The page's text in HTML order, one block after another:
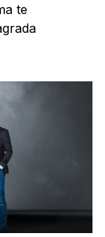
te